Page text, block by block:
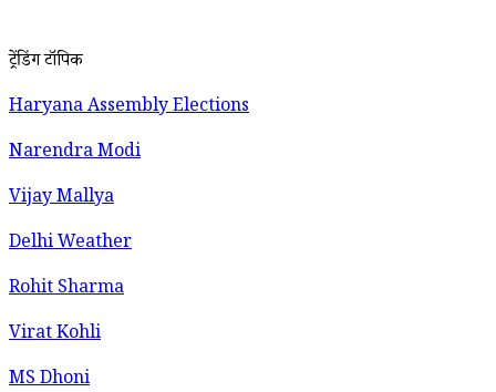
ट्रेंडिंग टॉपिक
Haryana Assembly Elections
Narendra Modi
Vijay Mallya
Delhi Weather
Rohit Sharma
Virat Kohli
MS Dhoni